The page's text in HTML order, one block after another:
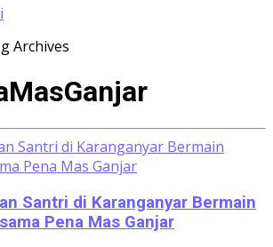
Archives
Santri di Karanganyar Bermain
Pena Mas Ganjar